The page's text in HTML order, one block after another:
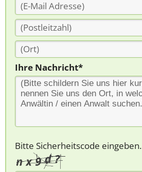
Ihre Nachricht*
Bitte Sicherheitscode eingeben.